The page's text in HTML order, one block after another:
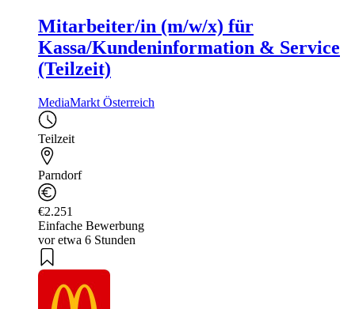
Mitarbeiter/in (m/w/x) für
Kassa/Kundeninformation & Service
(Teilzeit)
MediaMarkt Österreich
Teilzeit
Parndorf
€2.251
Einfache Bewerbung
vor etwa 6 Stunden